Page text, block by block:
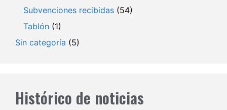
Subvenciones recibidas (54)
Tablón (1)
Sin categoría (5)
Histórico de noticias